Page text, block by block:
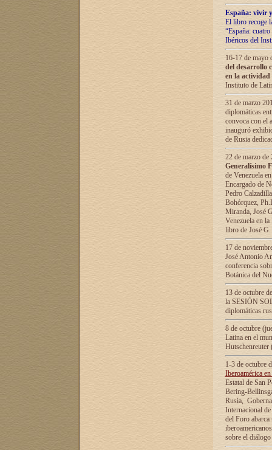
España: vivir
El libro recoge
“España:
Ibéricos del
16-17 de mayo
del desarrollo
en la
Instituto de
31 de marzo
diplomáticas
convoca con el
inauguró
de Rusia
22 de marzo
Generalísimo
de Venezuela
Encargado de
Pedro
Bohórquez,
Miranda, José
Venezuela en
libro de José
17 de
José Antonio
conferencia
Botánica del
13 de octubre
la SESIÓN
diplomáticas
8 de octubre
Latina en el
1-3 de octubre
Iberoamérica
Estatal de San
Bering-
Rusia,
Internacional
del Foro
sobre el